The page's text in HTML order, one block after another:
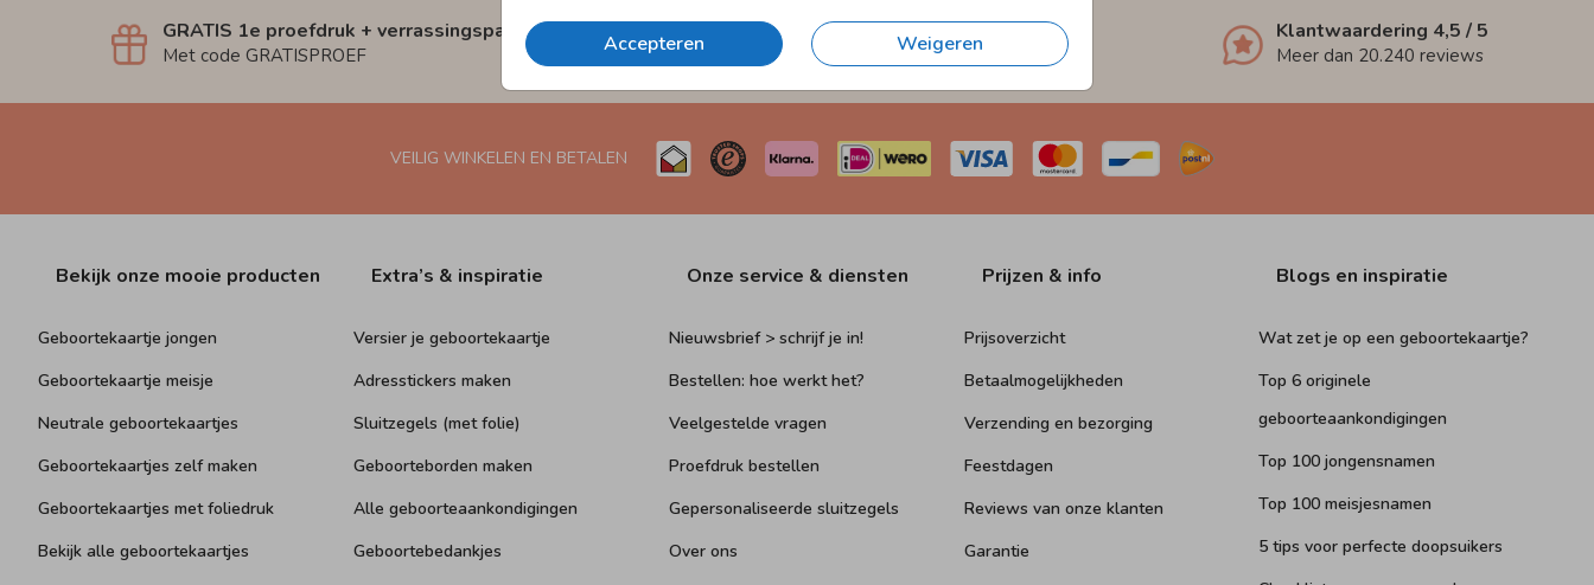
Accepteren Weigeren
GRATIS 1e proefdruk + verrassingspakket
Met code GRATISPROEF
Verzending in 1-2 werkdagen
Naar Nederland én België
Klantwaardering 4,5 / 5
Meer dan 20.240 reviews
VEILIG WINKELEN EN BETALEN
Bekijk onze mooie producten
Geboortekaartje jongen
Geboortekaartje meisje
Neutrale geboortekaartjes
Geboortekaartjes zelf maken
Geboortekaartjes met foliedruk
Bekijk alle geboortekaartjes
Extra’s & inspiratie
Versier je geboortekaartje
Adresstickers maken
Sluitzegels (met folie)
Geboorteborden maken
Alle geboorteaankondigingen
Geboortebedankjes
Onze service & diensten
Nieuwsbrief > schrijf je in!
Bestellen: hoe werkt het?
Veelgestelde vragen
Proefdruk bestellen
Gepersonaliseerde sluitzegels
Over ons
Prijzen & info
Prijsoverzicht
Betaalmogelijkheden
Verzending en bezorging
Feestdagen
Reviews van onze klanten
Garantie
Blogs en inspiratie
Wat zet je op een geboortekaartje?
Top 6 originele
geboorteaankondigingen
Top 100 jongensnamen
Top 100 meisjesnamen
5 tips voor perfecte doopsuikers